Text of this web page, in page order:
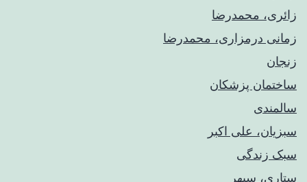
زائری، محمدرضا
زمانی درمزاری، محمدرضا
زنجان
ساختمان پزشکان
سالمندی
سبزیان، علی اکبر
سبک زندگی
ستاری، سپهر